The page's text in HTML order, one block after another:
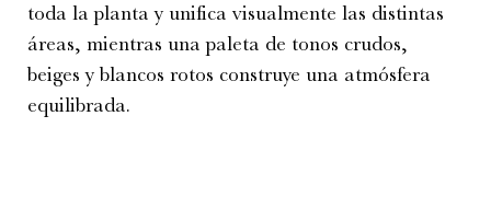
toda la planta y unifica visualmente las distintas
áreas, mientras una paleta de tonos crudos,
beiges y blancos rotos construye una atmósfera
equilibrada.